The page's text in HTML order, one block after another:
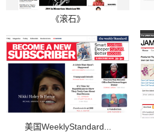
《滚石》
美国WeeklyStandard...